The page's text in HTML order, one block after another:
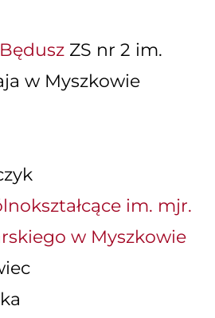
ZS nr 2 im.
w Myszkowie
im. mjr.
w Myszkowie